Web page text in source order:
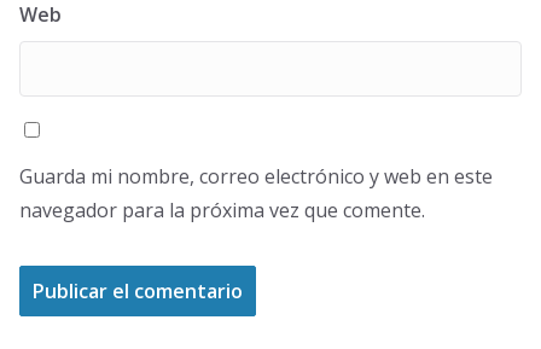
Web
Guarda mi nombre, correo electrónico y web en este
navegador para la próxima vez que comente.